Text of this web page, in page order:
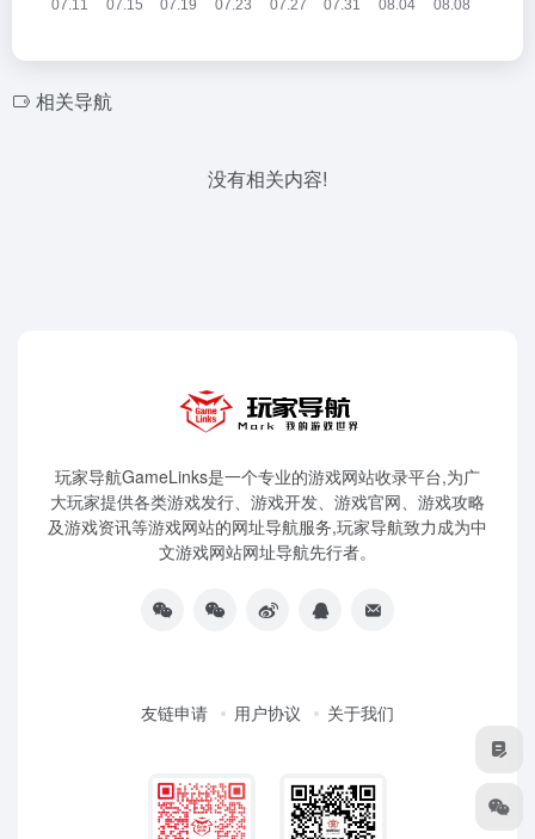
相关导航
没有相关内容!
玩家导航GameLinks是一个专业的游戏网站收录平台,为广
大玩家提供各类游戏发行、游戏开发、游戏官网、游戏攻略
及游戏资讯等游戏网站的网址导航服务,玩家导航致力成为中
文游戏网站网址导航先行者。
友链申请 用户协议 关于我们